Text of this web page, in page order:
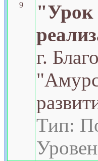
9
"Урок
г.
Тип: